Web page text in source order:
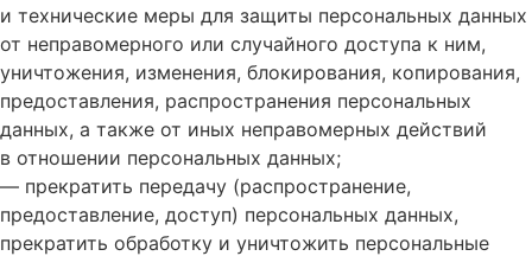
и технические меры для защиты персональных данных
от неправомерного или случайного доступа к ним,
уничтожения, изменения, блокирования, копирования,
предоставления, распространения персональных
данных, а также от иных неправомерных действий
в отношении персональных данных;
— прекратить передачу (распространение,
предоставление, доступ) персональных данных,
прекратить обработку и уничтожить персональные